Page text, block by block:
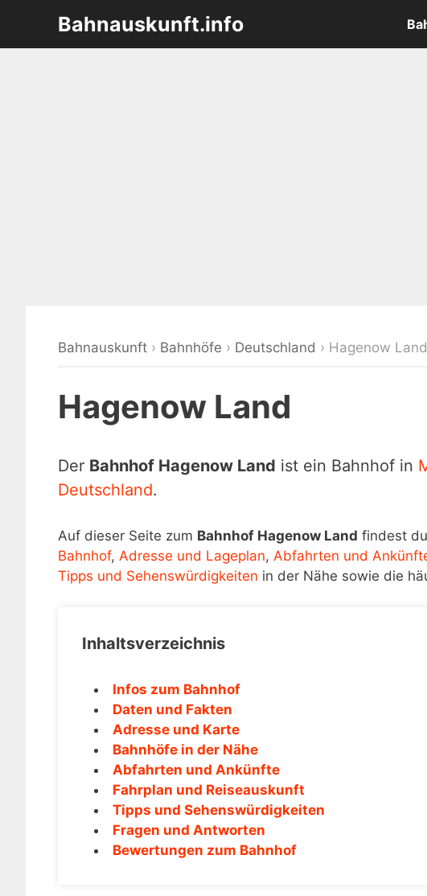
springen
Bahnauskunft.info
Bahnauskunft › Bahnhöfe › Deutschland › Hagenow Land
Hagenow Land
Der Bahnhof Hagenow Land ist ein Bahnhof in
Deutschland.
Auf dieser Seite zum Bahnhof Hagenow Land findest
Bahnhof, Adresse und Lageplan, Abfahrten und
Tipps und Sehenswürdigkeiten in der Nähe sowie die
Inhaltsverzeichnis
Infos zum Bahnhof
Daten und Fakten
Adresse und Karte
Bahnhöfe in der Nähe
Abfahrten und Ankünfte
Fahrplan und Reiseauskunft
Tipps und Sehenswürdigkeiten
Fragen und Antworten
Bewertungen zum Bahnhof